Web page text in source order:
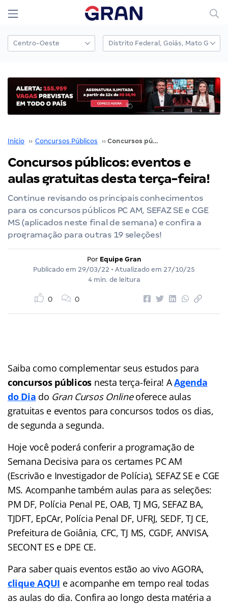
Início ›› Concursos Públicos ›› Concursos públicos: eventos e aulas gratuitas desta terça-feira!
Concursos públicos: eventos e
aulas gratuitas desta terça-feira!
Continue revisando os principais conhecimentos
para os concursos públicos PC AM, SEFAZ SE e CGE
MS (aplicados neste final de semana) e confira a
programação para outras 19 seleções!
Por Equipe Gran
Publicado em 29/03/22 • Atualizado em 27/10/25
4 min. de leitura
0 0
Saiba como complementar seus estudos para
concursos públicos nesta terça-feira! AAgenda
do Dia do Gran Cursos Onlineoferece aulas
gratuitas e eventos para concursos todos os dias,
de segunda a segunda.
Hoje você poderá conferir a programação de
Semana Decisiva para os certames PC AM
(Escrivão e Investigador de Polícia), SEFAZ SE e CGE
MS. Acompanhe também aulas para as seleções:
PM DF, Polícia Penal PE, OAB, TJ MG, SEFAZ BA,
TJDFT, EpCAr, Polícia Penal DF, UFRJ, SEDF, TJ CE,
Prefeitura de Goiânia, CFC, TJ MS, CGDF, ANVISA,
SECONT ES e DPE CE.
Para saber quais eventos estão ao vivo AGORA,
clique AQUI e acompanhe em tempo real todas
as aulas do dia. Confira ao longo desta matéria a